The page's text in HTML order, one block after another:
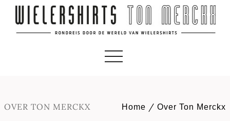
OVER TON MERCKX Home / Over Ton Merckx